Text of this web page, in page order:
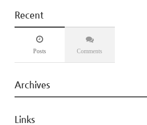
Recent
Posts Comments
Archives
Links